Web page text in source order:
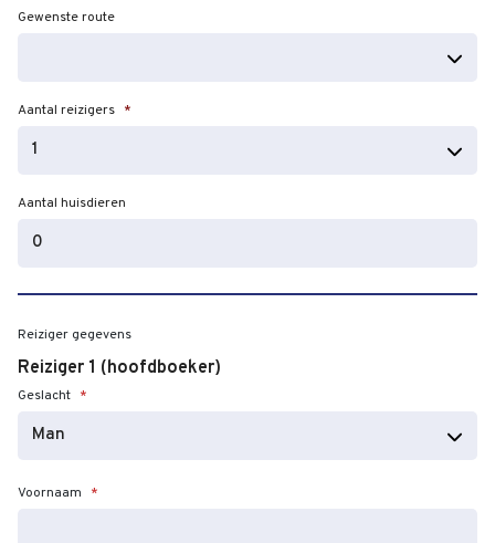
dash
Gewenste route
Aantal reizigers *
Aantal huisdieren
Reiziger gegevens
Reiziger 1 (hoofdboeker)
Geslacht *
Voornaam *